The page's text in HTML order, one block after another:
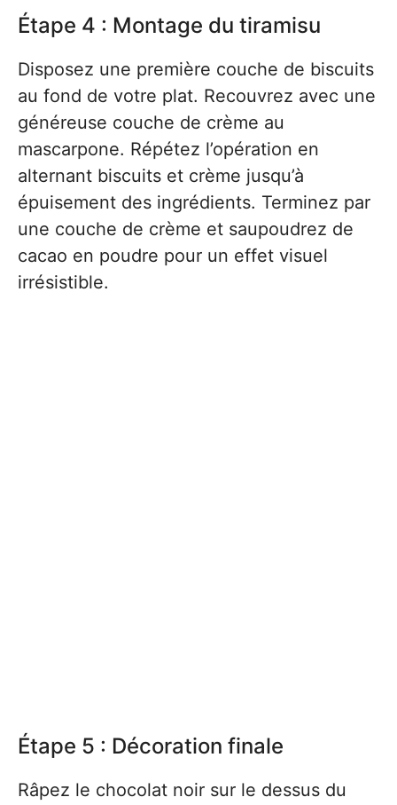
Étape 4 : Montage du tiramisu
Disposez une première couche de biscuits
au fond de votre plat. Recouvrez avec une
généreuse couche de crème au
mascarpone. Répétez l’opération en
alternant biscuits et crème jusqu’à
épuisement des ingrédients. Terminez par
une couche de crème et saupoudrez de
cacao en poudre pour un effet visuel
irrésistible.
Étape 5 : Décoration finale
Râpez le chocolat noir sur le dessus du